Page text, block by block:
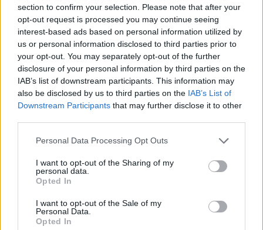
section to confirm your selection. Please note that after your
opt-out request is processed you may continue seeing
interest-based ads based on personal information utilized by
us or personal information disclosed to third parties prior to
your opt-out. You may separately opt-out of the further
disclosure of your personal information by third parties on the
IAB’s list of downstream participants. This information may
also be disclosed by us to third parties on the IAB’s List of
Downstream Participants that may further disclose it to other
Please note that this website/app uses one or more Google
not limited to your visit or usage behaviour. You may click to
grant or deny consent to Google and its third-party tags to
use your data for below specified purposes in below Google
consent section.
Personal Data Processing Opt Outs
I want to opt-out of the Sharing of my
personal data.
Opted In
I want to opt-out of the Sale of my
Personal Data.
Opted In
„Nem ezért csináltam, Lydia. Nem akartam semmit vissza.”
„Tudom” ölelt át. „Pont ez az, amiért megérdemled.”
A vasárnap gyorsabban eljött, mint szerettem volna. Délelőtt
csak járkáltam a házban, háromszor is inget cseréltem, mire
Lydia rám szólt, hogy fejezzem be a hisztit, és induljak. A
cím egy olyan környékre vitt, ahol eddig csak egyszer-
a bokrok úgy voltak nyírva, mintha rajzolták volna.
verandán állt, mintha régóta engem várnának. A nőnek ősz